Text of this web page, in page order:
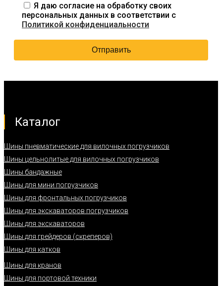
Я даю согласие на обработку своих
персональных данных в соответствии с
Политикой конфиденциальности
Каталог
Шины пневматические для вилочных погрузчиков
Шины цельнолитые для вилочных погрузчиков
Шины бандажные
Шины для мини погрузчиков
Шины для фронтальных погрузчиков
Шины для экскаваторов погрузчиков
Шины для экскаваторов
Шины для грейдеров (скреперов)
Шины для катков
Шины для кранов
Шины для портовой техники